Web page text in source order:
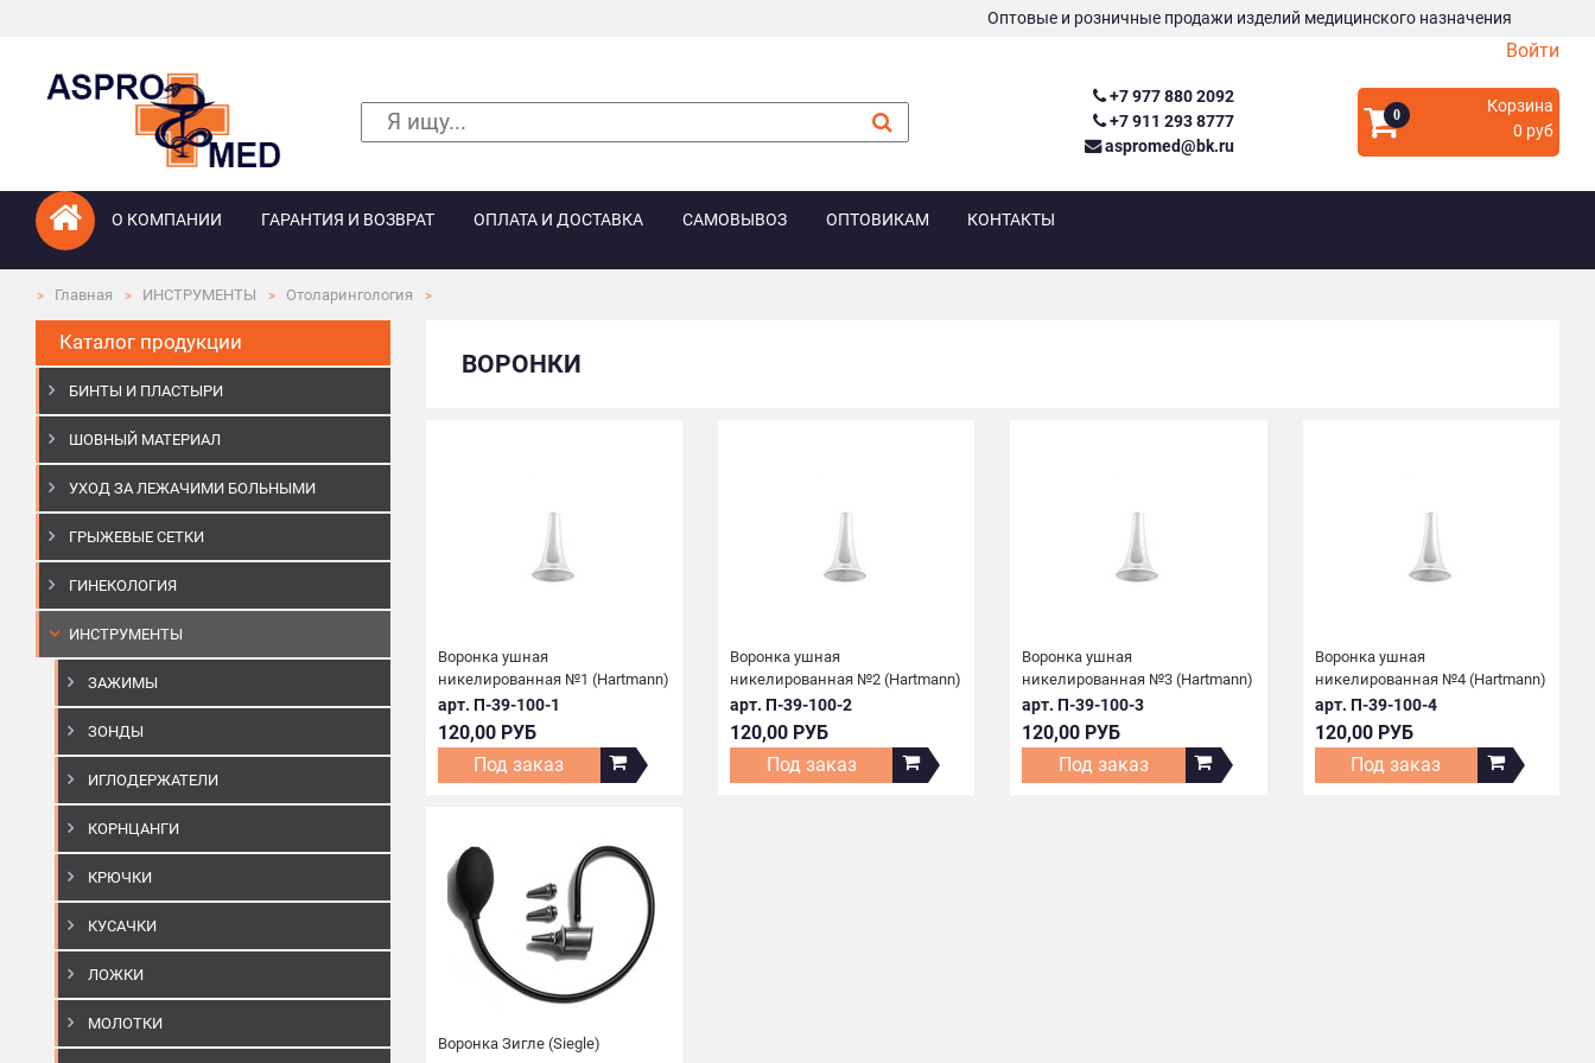
Оптовые и розничные продажи изделий медицинского назначения
Войти
+7 977 880 2092
+7 911 293 8777
aspromed@bk.ru
0
Корзина
0 руб
О КОМПАНИИ ГАРАНТИЯ И ВОЗВРАТ ОПЛАТА И ДОСТАВКА САМОВЫВОЗ ОПТОВИКАМ КОНТАКТЫ
Главная ИНСТРУМЕНТЫ Отоларингология
Каталог продукции
БИНТЫ И ПЛАСТЫРИ
ШОВНЫЙ МАТЕРИАЛ
УХОД ЗА ЛЕЖАЧИМИ БОЛЬНЫМИ
ГРЫЖЕВЫЕ СЕТКИ
ГИНЕКОЛОГИЯ
ИНСТРУМЕНТЫ
ЗАЖИМЫ
ЗОНДЫ
ИГЛОДЕРЖАТЕЛИ
КОРНЦАНГИ
КРЮЧКИ
КУСАЧКИ
ЛОЖКИ
МОЛОТКИ
ВОРОНКИ
Воронка ушная
никелированная №1 (Hartmann)
арт. П-39-100-1
120,00 РУБ
Под заказ
Воронка ушная
никелированная №2 (Hartmann)
арт. П-39-100-2
120,00 РУБ
Под заказ
Воронка ушная
никелированная №3 (Hartmann)
арт. П-39-100-3
120,00 РУБ
Под заказ
Воронка ушная
никелированная №4 (Hartmann)
арт. П-39-100-4
120,00 РУБ
Под заказ
Воронка Зигле (Siegle)